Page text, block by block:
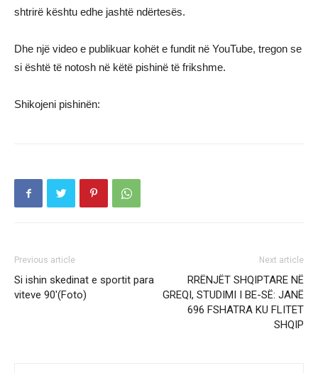
shtrirë kështu edhe jashtë ndërtesës.
Dhe një video e publikuar kohët e fundit në YouTube, tregon se
si është të notosh në këtë pishinë të frikshme.
Shikojeni pishinën:
Previous article
Si ishin skedinat e sportit para
viteve 90′(Foto)
Next article
RRËNJËT SHQIPTARE NË
GREQI, STUDIMI I BE-SË: JANË
696 FSHATRA KU FLITET
SHQIP